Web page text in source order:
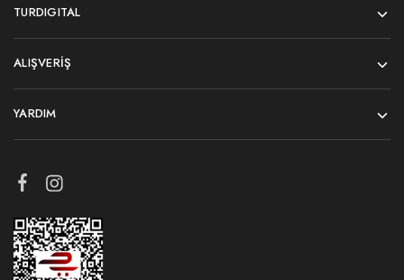
TURDIGITAL
ALIŞVERIŞ
YARDIM